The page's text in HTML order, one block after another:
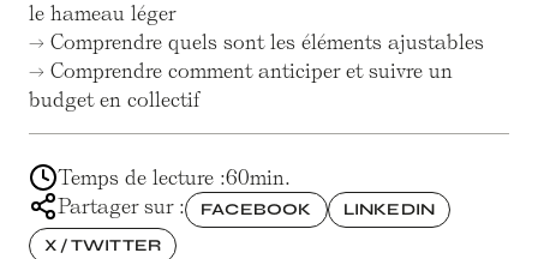
le hameau léger
→ Comprendre quels sont les éléments ajustables
→ Comprendre comment anticiper et suivre un
budget en collectif
Temps de lecture :60min.
Partager sur :
FACEBOOK
LINKEDIN
X / TWITTER